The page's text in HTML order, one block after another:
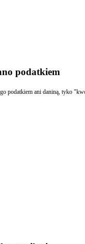
podatkiem
ani daniną, tyko